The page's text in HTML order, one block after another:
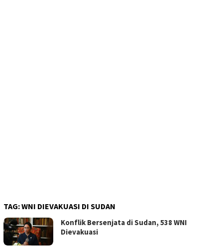
TAG:WNI DIEVAKUASI DI SUDAN
Konflik Bersenjata di Sudan, 538 WNI
Dievakuasi